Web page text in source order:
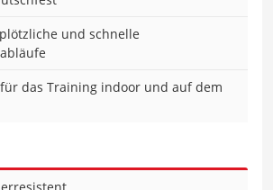
und schnelle
das Training indoor und auf dem